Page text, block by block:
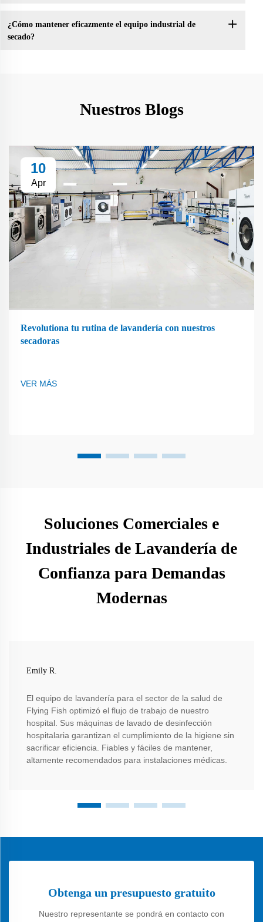
¿Cómo mantener eficazmente el equipo industrial de
secado?
Nuestros Blogs
10
Apr
Revolutiona tu rutina de lavandería con nuestros
secadoras
VER MÁS
Soluciones Comerciales e
Industriales de Lavandería de
Confianza para Demandas
Modernas
Emily R.
El equipo de lavandería para el sector de la salud de
Flying Fish optimizó el flujo de trabajo de nuestro
hospital. Sus máquinas de lavado de desinfección
hospitalaria garantizan el cumplimiento de la higiene sin
sacrificar eficiencia. Fiables y fáciles de mantener,
altamente recomendados para instalaciones médicas.
Obtenga un presupuesto gratuito
Nuestro representante se pondrá en contacto con